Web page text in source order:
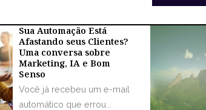
Sua Automação Está
Afastando seus Clientes?
Uma conversa sobre
Marketing, IA e Bom
Senso
Você já recebeu um e-mail
automático que errou...